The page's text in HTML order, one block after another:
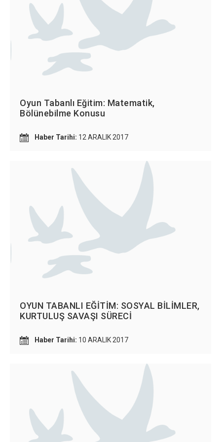
Oyun Tabanlı Eğitim: Matematik,
Bölünebilme Konusu
Haber Tarihi: 12 ARALIK 2017
OYUN TABANLI EĞİTİM: SOSYAL BİLİMLER,
KURTULUŞ SAVAŞI SÜRECİ
Haber Tarihi: 10 ARALIK 2017
Tercihlerimi Kaydet